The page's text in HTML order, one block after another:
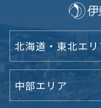
北海道・東北エリ
中部エリア